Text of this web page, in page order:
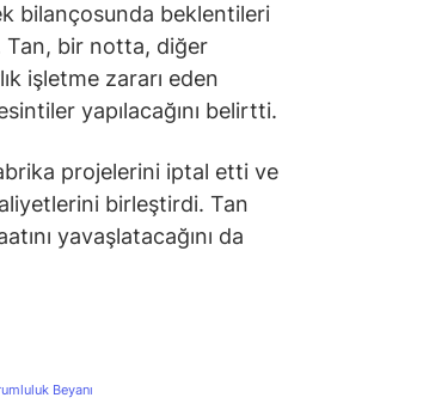
bilançosunda beklentileri
Tan, bir notta, diğer
işletme zararı eden
yapılacağını belirtti.
projelerini iptal etti ve
birleştirdi. Tan
yavaşlatacağını da
Beyanı